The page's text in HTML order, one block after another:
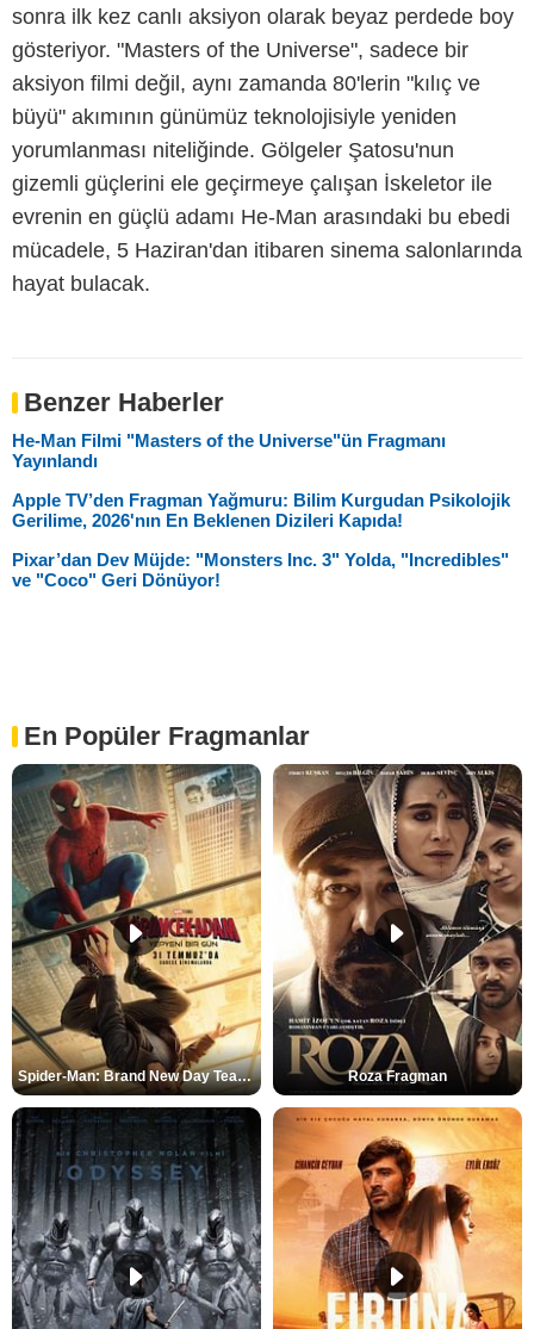
sonra ilk kez canlı aksiyon olarak beyaz perdede boy
gösteriyor. "Masters of the Universe", sadece bir
aksiyon filmi değil, aynı zamanda 80'lerin "kılıç ve
büyü" akımının günümüz teknolojisiyle yeniden
yorumlanması niteliğinde. Gölgeler Şatosu'nun
gizemli güçlerini ele geçirmeye çalışan İskeletor ile
evrenin en güçlü adamı He-Man arasındaki bu ebedi
mücadele, 5 Haziran'dan itibaren sinema salonlarında
hayat bulacak.
Benzer Haberler
He-Man Filmi "Masters of the Universe"ün Fragmanı
Yayınlandı
Apple TV’den Fragman Yağmuru: Bilim Kurgudan Psikolojik
Gerilime, 2026'nın En Beklenen Dizileri Kapıda!
Pixar’dan Dev Müjde: "Monsters Inc. 3" Yolda, "Incredibles"
ve "Coco" Geri Dönüyor!
En Popüler Fragmanlar
Spider-Man: Brand New Day Teaser Roza Fragman